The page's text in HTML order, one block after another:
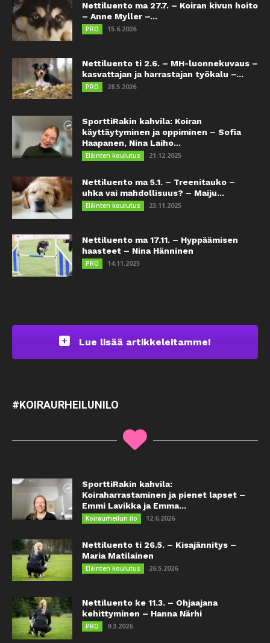
Nettiluento ma 27.7. – Koiran kivun hoito
– Anne Myller –...
PRO 15.6.2026
Nettiluento ti 2.6. – MH-luonnekuvaus –
kasvattajan ja harrastajan työkalu –...
PRO 28.5.2026
SporttiRakin kahvila: Koiran
käyttäytyminen ja oppiminen – Sofia
Haapanen, Nina Laiho...
Eläinten koulutus 21.12.2025
Nettiluento ma 5.1. – Treenitauko –
uhka vai mahdollisuus? – Maiju...
Eläinten koulutus 23.11.2025
Nettiluento ma 17.11. – Hyppäämisen
haasteet – Nina Hänninen
PRO 14.11.2025
Lue lisää artikkeleitamme!
#KOIRAURHEILUNILO
SporttiRakin kahvila:
Koiraharrastaminen ja pienet lapset –
Emmi Lavikka ja Emma...
Koiraurheilun ilo 12.6.2026
Nettiluento ti 26.5. – Kisajännitys –
Maria Matilainen
Eläinten koulutus 26.5.2026
Nettiluento ke 11.3. – Ohjaajana
kehittyminen – Hanna Närhi
PRO 9.3.2026